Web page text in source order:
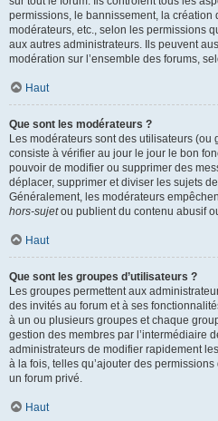
permissions, le bannissement, la création
modérateurs, etc., selon les permissions
aux autres administrateurs. Ils peuvent
modération sur l’ensemble des forums,
Haut
Que sont les modérateurs ?
Les modérateurs sont des utilisateurs (ou
consiste à vérifier au jour le jour le bon
pouvoir de modifier ou supprimer des
déplacer, supprimer et diviser les sujets
Généralement, les modérateurs
hors-sujetou publient du contenu abusif
Haut
Que sont les groupes d’utilisateurs ?
Les groupes permettent aux
des invités au forum et à ses
à un ou plusieurs groupes et chaque
gestion des membres par l’intermédiaire
administrateurs de modifier rapidement
à la fois, telles qu’ajouter des
un forum privé.
Haut